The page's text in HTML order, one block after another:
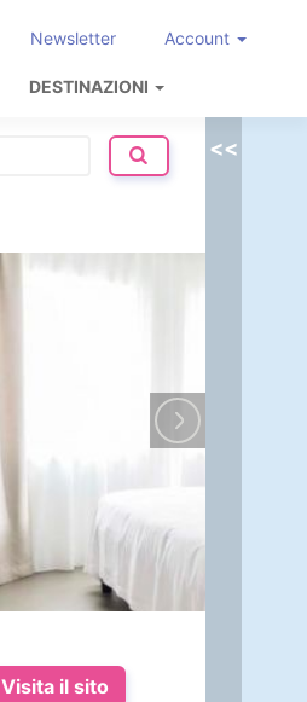
Newsletter Account
DESTINAZIONI
Visita il sito
<<